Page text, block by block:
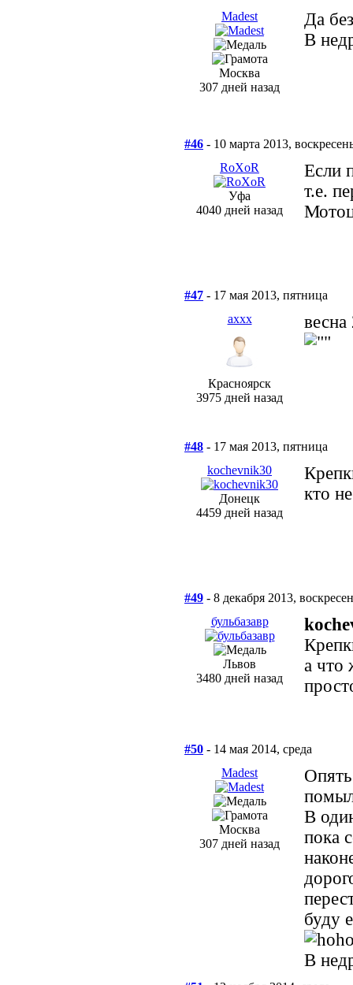
Madest
Москва
307 дней назад
Да
В
#46 - 10 марта 2013,
RoXoR
Уфа
4040 дней назад
Если
т.е.
#47 - 17 мая 2013, пятница
axxx
Красноярск
3975 дней назад
#48 - 17 мая 2013, пятница
kochevnik30
Донецк
4459 дней назад
кто
#49 - 8 декабря 2013,
бульбазавр
Львов
3480 дней назад
а что
#50 - 14 мая 2014, среда
Madest
Москва
307 дней назад
помыл
В
пока
буду
В